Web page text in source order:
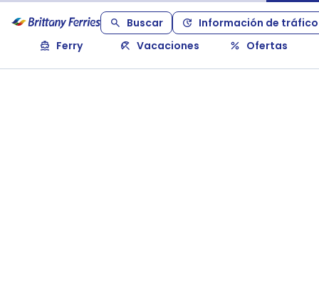
Buscar
Información de tráfico
Ferry
Vacaciones Ofertas